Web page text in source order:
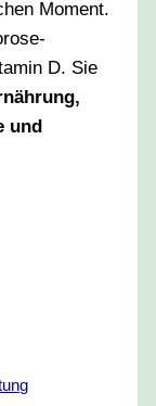
Moment.
D. Sie
und